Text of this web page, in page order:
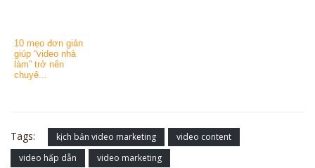
10 mẹo đơn giản
giúp “video nhà
làm” trở nên
chuyê...
Tags: kịch bản video marketing
video content
video hấp dẫn
video marketing